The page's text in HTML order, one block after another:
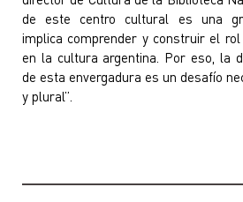
de este centro cultural es una
implica comprender y construir el
en la cultura argentina. Por eso, la
de esta envergadura es un desafío
y plural”.